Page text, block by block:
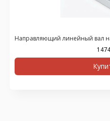
Направляющий линейный вал